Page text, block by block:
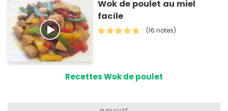
Wok de poulet au miel
facile
(16 notes)
Recettes Wok de poulet